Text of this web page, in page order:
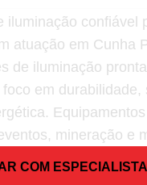
iluminação confiável
atuação em Cunha
de iluminação
em durabilidade,
mineração e
COM ESPECIALISTA